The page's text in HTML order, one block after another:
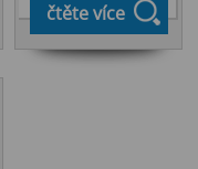
čtěte více